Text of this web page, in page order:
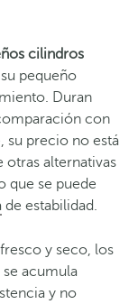
cilindros
pequeño
Duran
con
su precio no está
otras alternativas
que se puede
de estabilidad.
y seco, los
se acumula
y no